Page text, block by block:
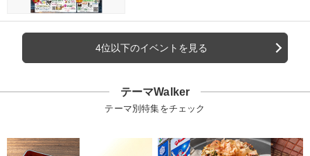
4位以下のイベントを見る
テーマWalker
テーマ別特集をチェック